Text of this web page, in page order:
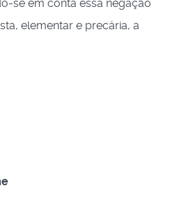
se em conta essa negação
elementar e precária, a